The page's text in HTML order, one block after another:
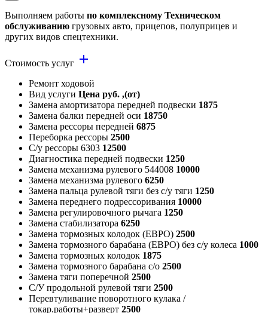
Выполняем работы по комплексному Техническом
обслуживанию грузовых авто, прицепов, полуприцев и
других видов спецтехники.
Стоимость услуг add
Ремонт ходовой
Вид услуги Цена руб. ,(от)
Замена амортизатора передней подвески 1875
Замена балки передней оси 18750
Замена рессоры передней 6875
Переборка рессоры 2500
С/у рессоры 6303 12500
Диагностика передней подвески 1250
Замена механизма рулевого 544008 10000
Замена механизма рулевого 6250
Замена пальца рулевой тяги без с/у тяги 1250
Замена переднего подрессоривания 10000
Замена регулировочного рычага 1250
Замена стабилизатора 6250
Замена тормозных колодок (ЕВРО) 2500
Замена тормозного барабана (ЕВРО) без с/у колеса 1000
Замена тормозных колодок 1875
Замена тормозного барабана с/о 2500
Замена тяги поперечной 2500
С/У продольной рулевой тяги 2500
Перевтуливание поворотного кулака /
токар.работы+разверт 2500